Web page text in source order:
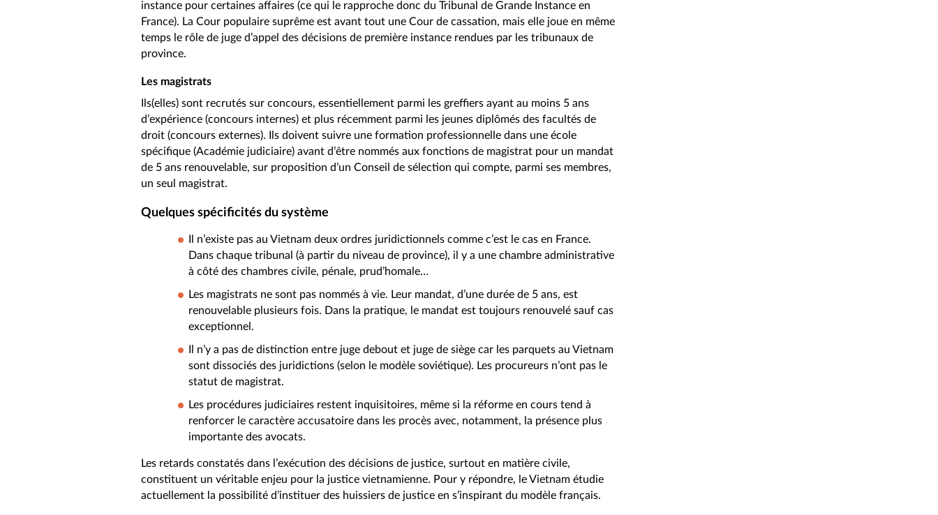
instance pour certaines affaires (ce qui le rapproche donc du Tribunal de Grande Instance en
France). La Cour populaire suprême est avant tout une Cour de cassation, mais elle joue en même
temps le rôle de juge d’appel des décisions de première instance rendues par les tribunaux de
province.
Les magistrats
Ils(elles) sont recrutés sur concours, essentiellement parmi les greffiers ayant au moins 5 ans
d’expérience (concours internes) et plus récemment parmi les jeunes diplômés des facultés de
droit (concours externes). Ils doivent suivre une formation professionnelle dans une école
spécifique (Académie judiciaire) avant d’être nommés aux fonctions de magistrat pour un mandat
de 5 ans renouvelable, sur proposition d’un Conseil de sélection qui compte, parmi ses membres,
un seul magistrat.
Quelques spécificités du système
Il n’existe pas au Vietnam deux ordres juridictionnels comme c’est le cas en France.
Dans chaque tribunal (à partir du niveau de province), il y a une chambre administrative
à côté des chambres civile, pénale, prud’homale…
Les magistrats ne sont pas nommés à vie. Leur mandat, d’une durée de 5 ans, est
renouvelable plusieurs fois. Dans la pratique, le mandat est toujours renouvelé sauf cas
exceptionnel.
Il n’y a pas de distinction entre juge debout et juge de siège car les parquets au Vietnam
sont dissociés des juridictions (selon le modèle soviétique). Les procureurs n’ont pas le
statut de magistrat.
Les procédures judiciaires restent inquisitoires, même si la réforme en cours tend à
renforcer le caractère accusatoire dans les procès avec, notamment, la présence plus
importante des avocats.
Les retards constatés dans l’exécution des décisions de justice, surtout en matière civile,
constituent un véritable enjeu pour la justice vietnamienne. Pour y répondre, le Vietnam étudie
actuellement la possibilité d’instituer des huissiers de justice en s’inspirant du modèle français.